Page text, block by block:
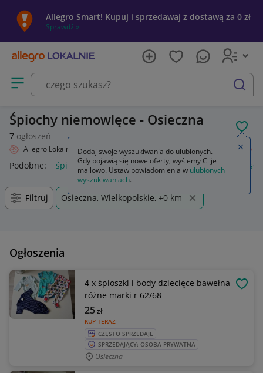
Allegro Smart! Kupuj i sprzedawaj z dostawą za 0 zł
Sprawdź »
Otwórz menu z kategoriami
szukaj
Śpiochy niemowlęce - Osieczna
7 ogłoszeń
Allegro Lokalnie Dziecko Odzież Odzież niemowlęca Śpiochy
Podobne: śpiochy śpiochy niemowlęce śpiochy dla
Filtruj Osieczna, Wielkopolskie, +0 km
Ogłoszenia
4 x śpioszki i body dziecięce bawełna
różne marki r 62/68
KUP TERAZ
25zł
CZĘSTO SPRZEDAJE
SPRZEDAJĄCY: OSOBA PRYWATNA
Osieczna
Dodaj swoje wyszukiwania do ulubionych.
Gdy pojawią się nowe oferty, wyślemy Ci je
mailowo. Ustaw powiadomienia w ulubionych
wyszukiwaniach.